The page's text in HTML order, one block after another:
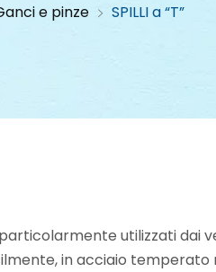
e pinze SPILLI a “T”
utilizzati dai
in acciaio temperato